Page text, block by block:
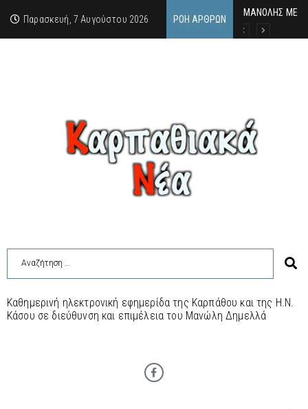
Παρασκευή, 7 Αυγούστου 2026 ΡΟΉ ΆΡΘΡΩΝ
MΑΝΟΛΗΣ
ΕΚΔΗΛΩΣΗ
Κάθε
Καθημερινή ηλεκτρονική εφημερίδα της Καρπάθου και της Η.Ν.
Κάσου σε διεύθυνση και επιμέλεια του Μανώλη Δημελλά